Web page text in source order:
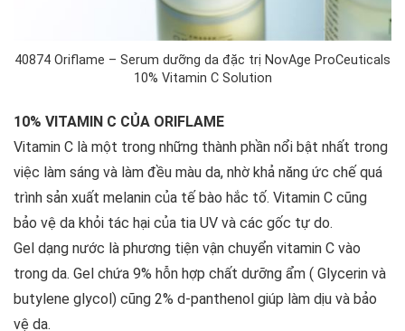
40874 Oriflame – Serum dưỡng da đặc trị NovAge ProCeuticals
10% Vitamin C Solution
10% VITAMIN C CỦA ORIFLAME
Vitamin C là một trong những thành phần nổi bật nhất trong
việc làm sáng và làm đều màu da, nhờ khả năng ức chế quá
trình sản xuất melanin của tế bào hắc tố. Vitamin C cũng
bảo vệ da khỏi tác hại của tia UV và các gốc tự do.
Gel dạng nước là phương tiện vận chuyển vitamin C vào
trong da. Gel chứa 9% hỗn hợp chất dưỡng ẩm ( Glycerin và
butylene glycol) cũng 2% d-panthenol giúp làm dịu và bảo
vệ da.